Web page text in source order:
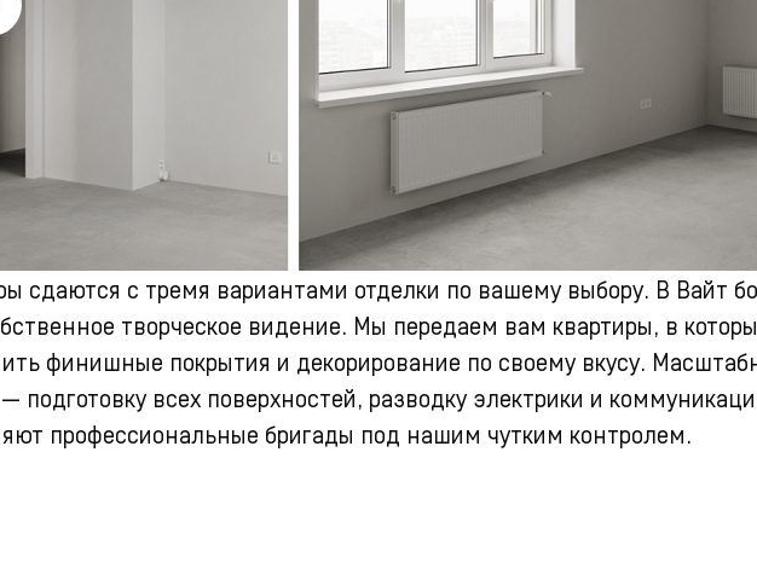
сдаются с тремя вариантами отделки по вашему выбору. В Вайт
творческое видение. Мы передаем вам квартиры, в
финишные покрытия и декорирование по своему вкусу.
подготовку всех поверхностей, разводку электрики и
профессиональные бригады под нашим чутким контролем.